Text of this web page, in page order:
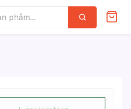
Tìm
kiếm